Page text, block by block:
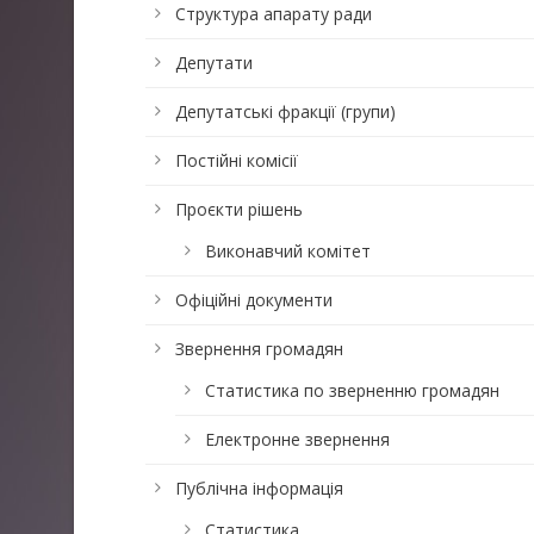
Структура апарату ради
Депутати
Депутатські фракції (групи)
Постійні комісії
Проєкти рішень
Виконавчий комітет
Офіційні документи
Звернення громадян
Статистика по зверненню громадян
Електронне звернення
Публічна інформація